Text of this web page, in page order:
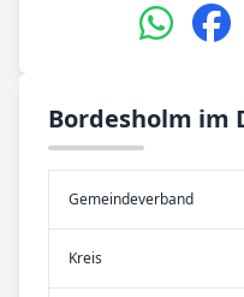
Bordesholm im
Gemeinde­verband
Kreis